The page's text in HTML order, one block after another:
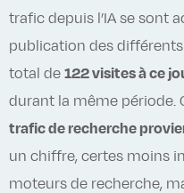
trafic depuis l’IA se sont
publication des
total de 122 visites à ce
durant la même période.
trafic de recherche
un chiffre, certes moins
moteurs de recherche,